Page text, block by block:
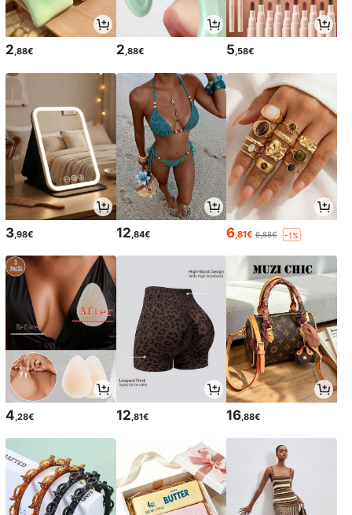
2,88€ 2,88€ 5,58€
3 ,98€ 12 ,84€ 6 ,81€ 6,88€ -1%
4,28€ 12,81€ 16,88€